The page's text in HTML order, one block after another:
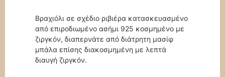
Βραχιόλι σε σχέδιο ριβιέρα κατασκευασμένο
από επιροδιωμένο ασήμι 925 κοσμημένο με
ζιργκόν, διαπερνάτε από διάτρητη μασίφ
μπάλα επίσης διακοσμημένη με λεπτά
διαυγή ζιργκόν.